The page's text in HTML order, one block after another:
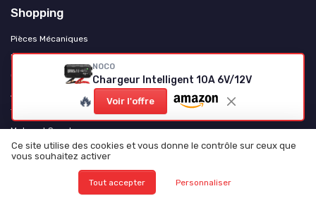
NOCO
Chargeur Intelligent 10A 6V/12V
🔥 Voir l'offre
Shopping
Pièces Mécaniques
Électricité et Électronique
Consommables et Entretien
Accessoires et Gadgets
Tuning et Personnalisation
Motos et Scooters
Camping-Cars et Vans Aménagés
Véhicules Électriques
Ce site utilise des cookies et vous donne le contrôle sur ceux que
vous souhaitez activer
Tout accepter Personnaliser